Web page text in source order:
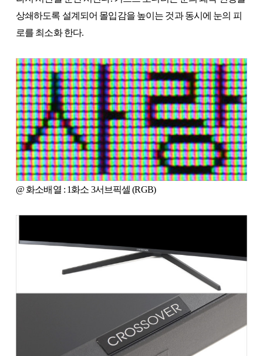
상쇄하도록 설계되어 몰입감을 높이는 것과 동시에 눈의 피
로를 최소화 한다.
@ 화소배열 : 1화소 3서브픽셀 (RGB)